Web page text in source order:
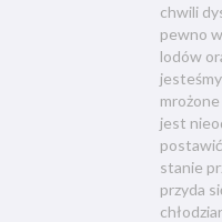
chwili
pewno
lodów
jest
stanie
przyda